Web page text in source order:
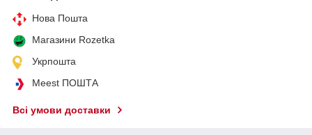
Нова Пошта
Магазини Rozetka
Укрпошта
Meest ПОШТА
Всі умови доставки